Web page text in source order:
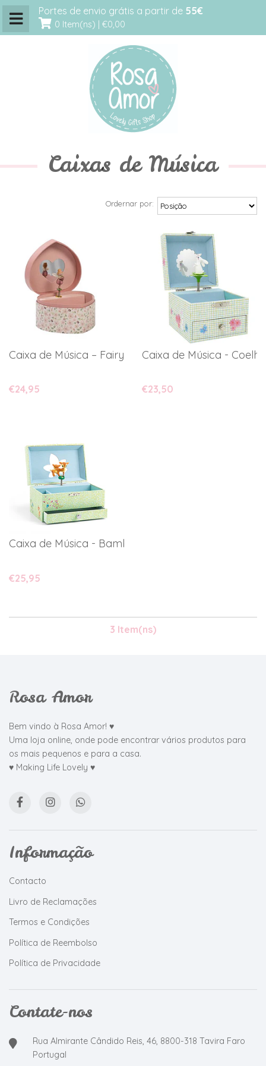
Portes de envio grátis a partir de 55€
0 Item(ns) | €0,00
Caixas de Música
Ordernar por:
Caixa de Música – Fairy Garden
€24,95
Caixa de Música -
€23,50
Caixa de Música - Bambi
€25,95
3 Item(ns)
Rosa Amor
Bem vindo à Rosa Amor! ♥
Uma loja online, onde pode encontrar vários produtos para
os mais pequenos e para a casa.
♥ Making Life Lovely ♥
Informação
Contacto
Livro de Reclamações
Termos e Condições
Política de Reembolso
Política de Privacidade
Contate-nos
Rua Almirante Cândido Reis, 46, 8800-318 Tavira Faro
Portugal